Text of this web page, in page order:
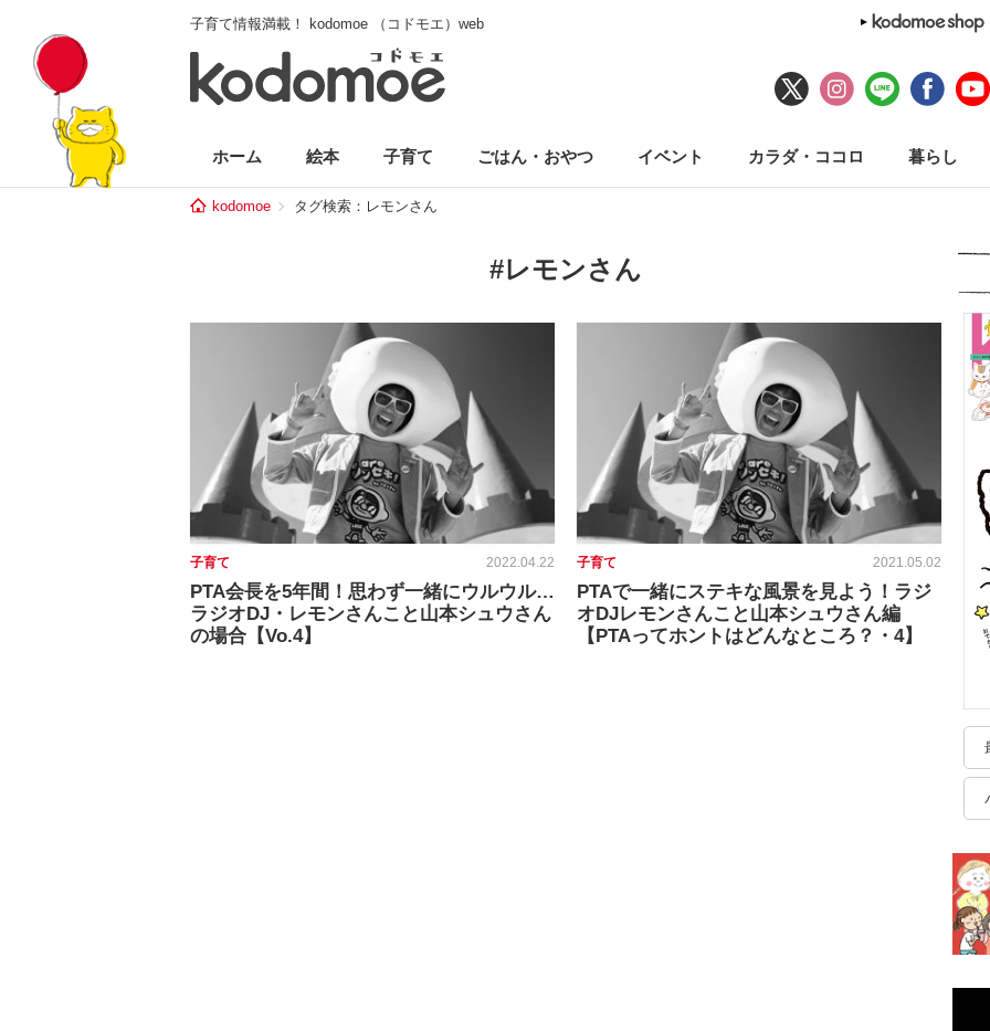
子育て情報満載！ kodomoe （コドモエ）web
ホーム 絵本 子育て ごはん・おやつ イベント カラダ・ココロ 暮らし
kodomoe タグ検索：レモンさん
#レモンさん
子育て 2022.04.22
PTA会長を5年間！思わず一緒にウルウル…
ラジオDJ・レモンさんこと山本シュウさん
の場合【Vo.4】
子育て 2021.05.02
PTAで一緒にステキな風景を見よう！ラジ
オDJレモンさんこと山本シュウさん編
【PTAってホントはどんなところ？・4】